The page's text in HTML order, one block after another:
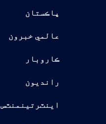
پاڪستان
عالمي خبرون
ڪاروبار
رانديون
اينٽرتينمنٽس